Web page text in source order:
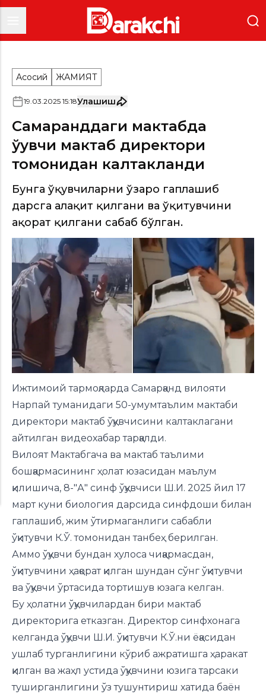
Асосий ЖАМИЯТ
19.03.2025 15:18Улашиш
Самарқанддаги мактабда
ўқувчи мактаб директори
томонидан калтакланди
Бунга ўқувчиларни ўзаро гаплашиб
дарсга ҳалақит қилгани ва ўқитувчини
ҳақорат қилгани сабаб бўлган.
Ижтимоий тармоқларда Самарқанд вилояти
Нарпай туманидаги 50-умумтаълим мактаби
директори мактаб ўқувчисини калтаклагани
айтилган видеохабар тарқалди.
Вилоят Мактабгача ва мактаб таълими
бошқармасининг ҳолат юзасидан маълум
қилишича, 8-"А" синф ўқувчиси Ш.И. 2025 йил 17
март куни биология дарсида синфдоши билан
гаплашиб, жим ўтирмаганлиги сабабли
ўқитувчи К.Ў. томонидан танбеҳ берилган.
Аммо ўқувчи бундан хулоса чиқармасдан,
ўқитувчини ҳақорат қилган шундан сўнг ўқитувчи
ва ўқувчи ўртасида тортишув юзага келган.
Бу ҳолатни ўқувчилардан бири мактаб
директорига етказган. Директор синфхонага
келганда ўқувчи Ш.И. ўқитувчи К.Ў.ни ёқасидан
ушлаб турганлигини кўриб ажратишга ҳаракат
қилган ва жаҳл устида ўқувчини юзига тарсаки
туширганлигини ўз тушунтириш хатида баён